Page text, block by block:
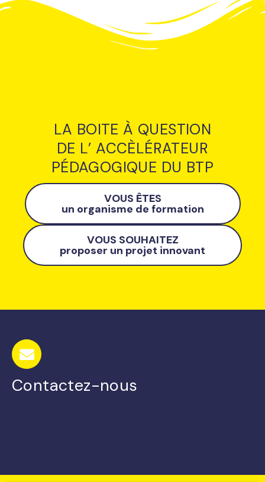
LA BOITE À QUESTION
DE L’ ACCÈLÉRATEUR
PÉDAGOGIQUE DU BTP
VOUS ÊTES
un organisme de formation
VOUS SOUHAITEZ
proposer un projet innovant
Contactez-nous